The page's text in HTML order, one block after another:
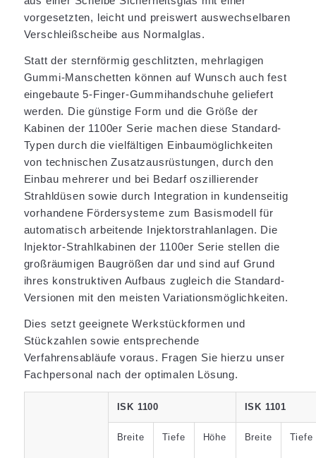
vorgesetzten, leicht und preiswert auswechselbaren
Verschleißscheibe aus Normalglas.
Statt der sternförmig geschlitzten, mehrlagigen
Gummi-Manschetten können auf Wunsch auch fest
eingebaute 5-Finger-Gummihandschuhe geliefert
werden. Die günstige Form und die Größe der
Kabinen der 1100er Serie machen diese Standard-
Typen durch die vielfältigen Einbaumöglichkeiten
von technischen Zusatzausrüstungen, durch den
Einbau mehrerer und bei Bedarf oszillierender
Strahldüsen sowie durch Integration in kundenseitig
vorhandene Fördersysteme zum Basismodell für
automatisch arbeitende Injektorstrahlanlagen. Die
Injektor-Strahlkabinen der 1100er Serie stellen die
großräumigen Baugrößen dar und sind auf Grund
ihres konstruktiven Aufbaus zugleich die Standard-
Versionen mit den meisten Variationsmöglichkeiten.
Dies setzt geeignete Werkstückformen und
Stückzahlen sowie entsprechende
Verfahrensabläufe voraus. Fragen Sie hierzu unser
Fachpersonal nach der optimalen Lösung.
ISK 1100 ISK 1101
Breite Tiefe Höhe Breite Tiefe